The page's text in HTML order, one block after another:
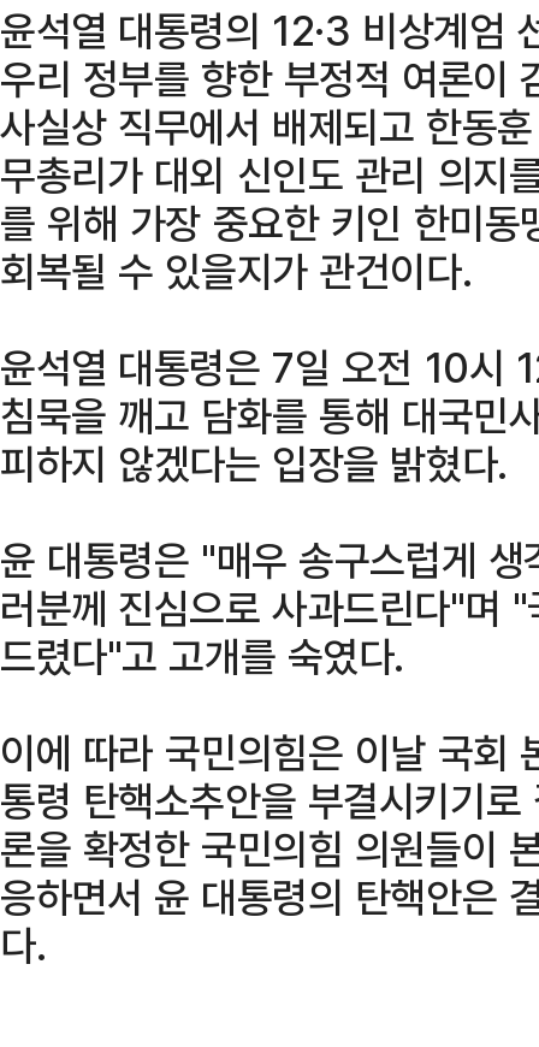
윤석열 대통령의 12·3 비상계엄
우리 정부를 향한 부정적 여론이
사실상 직무에서 배제되고 한동
무총리가 대외 신인도 관리 의지
를 위해 가장 중요한 키인 한미
회복될 수 있을지가 관건이다.
윤석열 대통령은 7일 오전 10시
침묵을 깨고 담화를 통해 대국민
피하지 않겠다는 입장을 밝혔다.
윤 대통령은 "매우 송구스럽게
러분께 진심으로 사과드린다"며
드렸다"고 고개를 숙였다.
이에 따라 국민의힘은 이날 국회
통령 탄핵소추안을 부결시키기
론을 확정한 국민의힘 의원들이
응하면서 윤 대통령의 탄핵안은
다.